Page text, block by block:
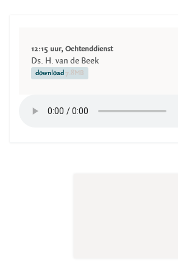
12:15 uur, Ochtenddienst
Ds. H. van de Beek
download7.8MB